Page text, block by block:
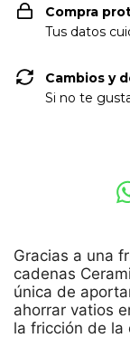
Compra
Tus datos
Cambios y
Si no te
Gracias a una
cadenas
única de
ahorrar vatios
la fricción de la